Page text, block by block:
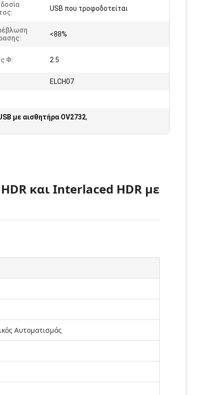
USB που τροφοδοτείται
<88%
Φ: 2.5
ELCH07
με αισθητήρα OV2732,
και Interlaced HDR με
Αυτοματισμός